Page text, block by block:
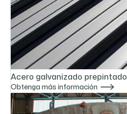
Acero galvanizado prepintado
Obtenga más información 